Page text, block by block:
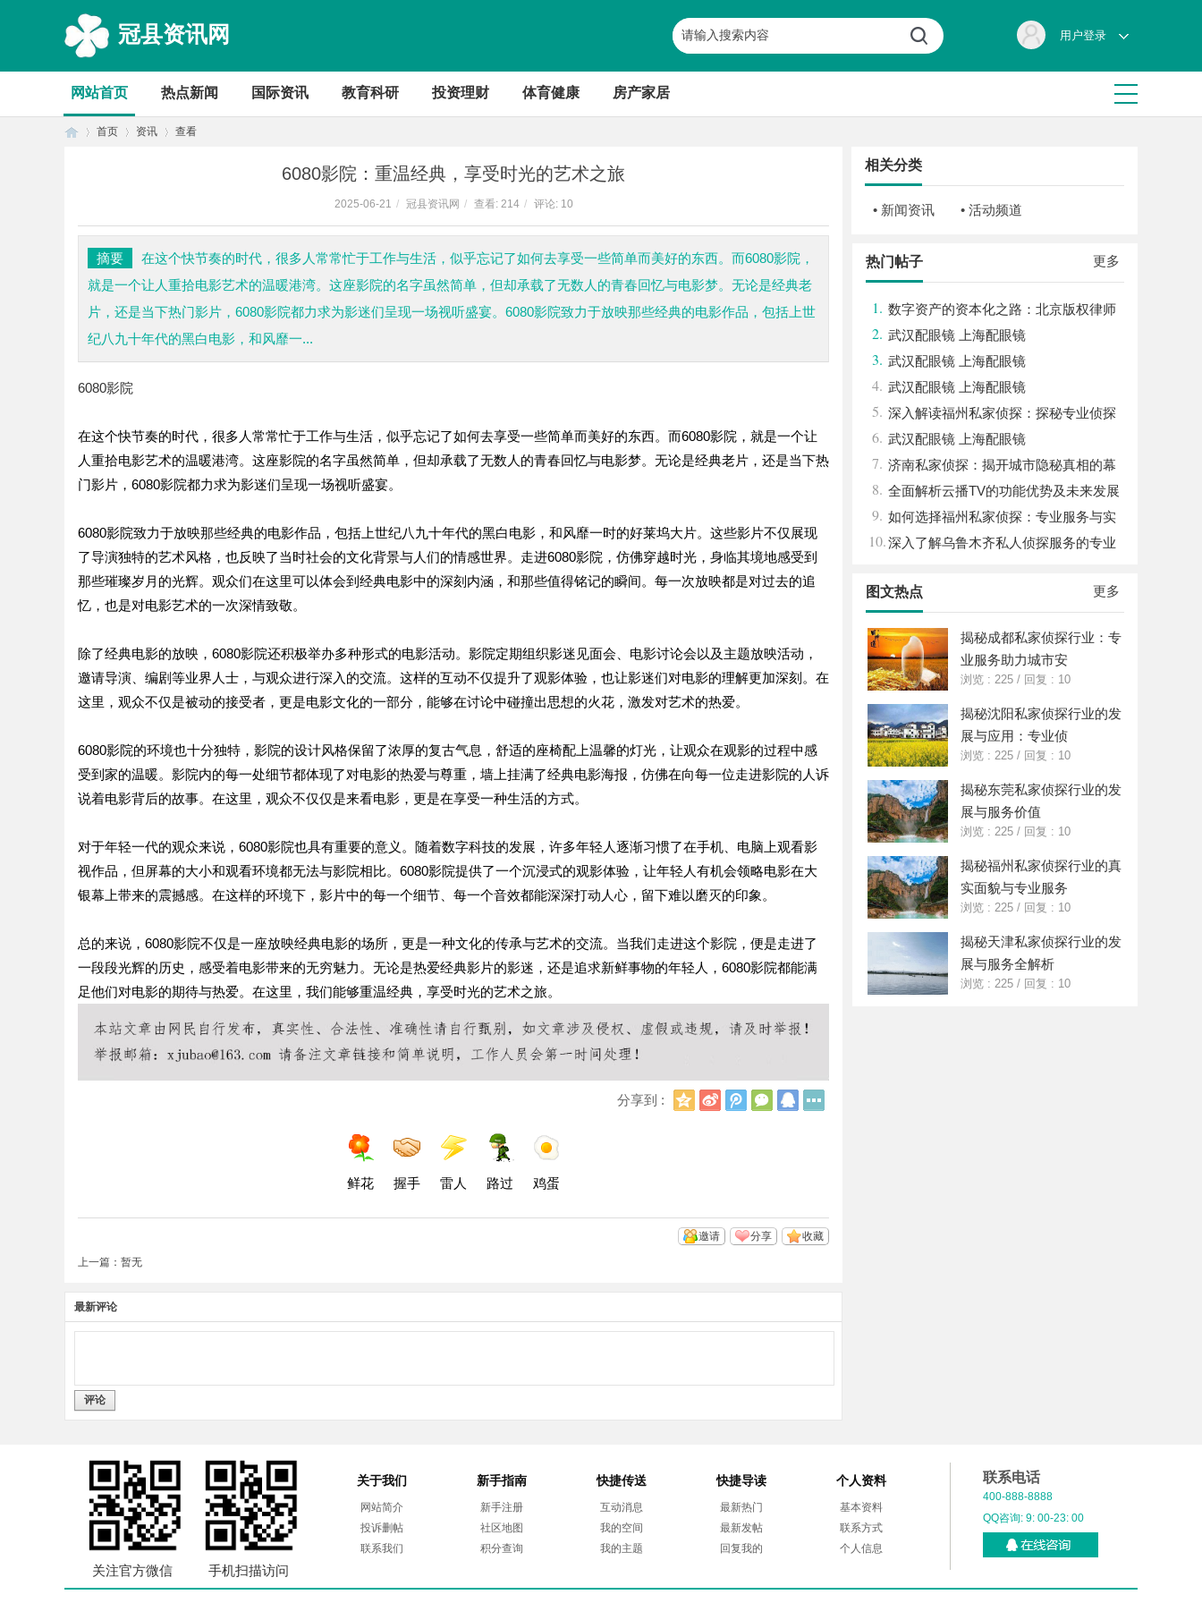
冠县资讯网 用户登录
网站首页 热点新闻 国际资讯 教育科研 投资理财 体育健康 房产家居
首页 资讯 查看
6080影院：重温经典，享受时光的艺术之旅
2025-06-21 / 冠县资讯网 / 查看: 214 / 评论: 10
摘要
在这个快节奏的时代，很多人常常忙于工作与生活，似乎忘记了如何去享受一些简单而美好的东西。而6080影院，
就是一个让人重拾电影艺术的温暖港湾。这座影院的名字虽然简单，但却承载了无数人的青春回忆与电影梦。无论是经典老
片，还是当下热门影片，6080影院都力求为影迷们呈现一场视听盛宴。6080影院致力于放映那些经典的电影作品，包括上世
纪八九十年代的黑白电影，和风靡一...
6080影院
在这个快节奏的时代，很多人常常忙于工作与生活，似乎忘记了如何去享受一些简单而美好的东西。而6080影院，就是一个让
人重拾电影艺术的温暖港湾。这座影院的名字虽然简单，但却承载了无数人的青春回忆与电影梦。无论是经典老片，还是当下热
门影片，6080影院都力求为影迷们呈现一场视听盛宴。
6080影院致力于放映那些经典的电影作品，包括上世纪八九十年代的黑白电影，和风靡一时的好莱坞大片。这些影片不仅展现
了导演独特的艺术风格，也反映了当时社会的文化背景与人们的情感世界。走进6080影院，仿佛穿越时光，身临其境地感受到
那些璀璨岁月的光辉。观众们在这里可以体会到经典电影中的深刻内涵，和那些值得铭记的瞬间。每一次放映都是对过去的追
忆，也是对电影艺术的一次深情致敬。
除了经典电影的放映，6080影院还积极举办多种形式的电影活动。影院定期组织影迷见面会、电影讨论会以及主题放映活动，
邀请导演、编剧等业界人士，与观众进行深入的交流。这样的互动不仅提升了观影体验，也让影迷们对电影的理解更加深刻。在
这里，观众不仅是被动的接受者，更是电影文化的一部分，能够在讨论中碰撞出思想的火花，激发对艺术的热爱。
6080影院的环境也十分独特，影院的设计风格保留了浓厚的复古气息，舒适的座椅配上温馨的灯光，让观众在观影的过程中感
受到家的温暖。影院内的每一处细节都体现了对电影的热爱与尊重，墙上挂满了经典电影海报，仿佛在向每一位走进影院的人诉
说着电影背后的故事。在这里，观众不仅仅是来看电影，更是在享受一种生活的方式。
对于年轻一代的观众来说，6080影院也具有重要的意义。随着数字科技的发展，许多年轻人逐渐习惯了在手机、电脑上观看影
视作品，但屏幕的大小和观看环境都无法与影院相比。6080影院提供了一个沉浸式的观影体验，让年轻人有机会领略电影在大
银幕上带来的震撼感。在这样的环境下，影片中的每一个细节、每一个音效都能深深打动人心，留下难以磨灭的印象。
总的来说，6080影院不仅是一座放映经典电影的场所，更是一种文化的传承与艺术的交流。当我们走进这个影院，便是走进了
一段段光辉的历史，感受着电影带来的无穷魅力。无论是热爱经典影片的影迷，还是追求新鲜事物的年轻人，6080影院都能满
足他们对电影的期待与热爱。在这里，我们能够重温经典，享受时光的艺术之旅。
分享到 :
Q
新
浪
腾
讯
微
信
Q
鲜花 握手 雷人 路过 鸡蛋
收藏
分享
邀请
上一篇：暂无
最新评论
评论
相关分类
• 新闻资讯 • 活动频道
更多
热门帖子
1. 数字资产的资本化之路：北京版权律师
如何让“IP”变“现金流”
2. 武汉配眼镜 上海配眼镜
3. 武汉配眼镜 上海配眼镜
4. 武汉配眼镜 上海配眼镜
5. 深入解读福州私家侦探：探秘专业侦探
服务的魅力与实用价值
6. 武汉配眼镜 上海配眼镜
7. 济南私家侦探：揭开城市隐秘真相的幕
后英雄
8. 全面解析云播TV的功能优势及未来发展
前景
9. 如何选择福州私家侦探：专业服务与实
用指南详解
10.深入了解乌鲁木齐私人侦探服务的专业
更多
图文热点
揭秘成都私家侦探行业：专
业服务助力城市安
浏览 : 225 / 回复 : 10
揭秘沈阳私家侦探行业的发
展与应用：专业侦
浏览 : 225 / 回复 : 10
揭秘东莞私家侦探行业的发
展与服务价值
浏览 : 225 / 回复 : 10
揭秘福州私家侦探行业的真
实面貌与专业服务
浏览 : 225 / 回复 : 10
揭秘天津私家侦探行业的发
展与服务全解析
浏览 : 225 / 回复 : 10
关注官方微信 手机扫描访问
关于我们
网站简介
投诉删帖
联系我们
新手指南
新手注册
社区地图
积分查询
快捷传送
互动消息
我的空间
我的主题
快捷导读
最新热门
最新发帖
回复我的
个人资料
基本资料
联系方式
个人信息
联系电话
400-888-8888
QQ咨询: 9: 00-23: 00